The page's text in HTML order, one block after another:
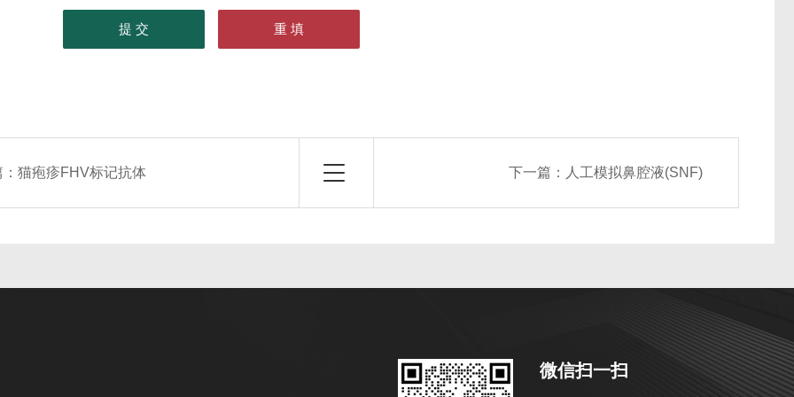
：猫疱疹FHV标记抗体 下一篇： 人工模拟鼻腔液(SNF)
微信扫一扫